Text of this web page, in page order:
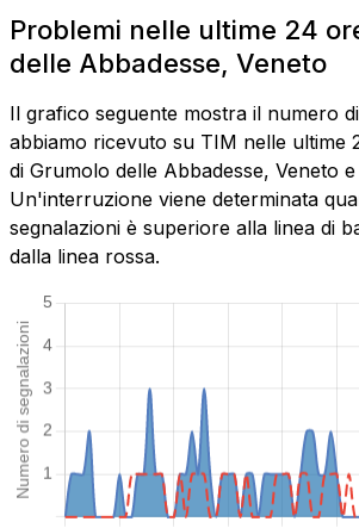
Problemi nelle ultime 24
delle Abbadesse, Veneto
Il grafico seguente mostra il numero
abbiamo ricevuto su TIM nelle ultime
di Grumolo delle Abbadesse, Veneto
Un'interruzione viene determinata
segnalazioni è superiore alla linea di
dalla linea rossa.